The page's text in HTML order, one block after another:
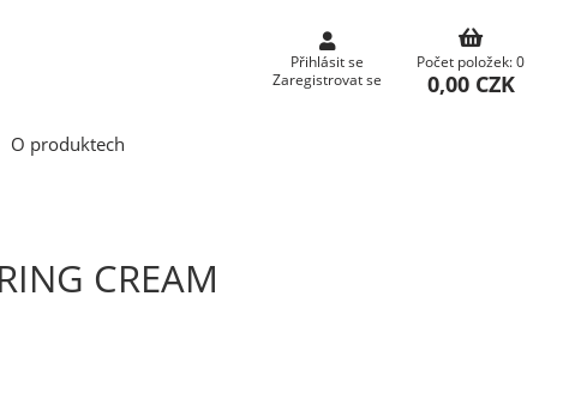
Přihlásit se
Zaregistrovat se
Počet položek: 0
0,00 CZK
O produktech
CREAM